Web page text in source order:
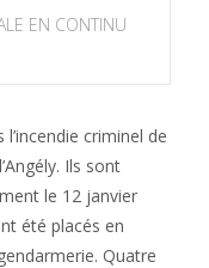
EN CONTINU
criminel de
Ils sont
le 12 janvier
été placés en
Quatre